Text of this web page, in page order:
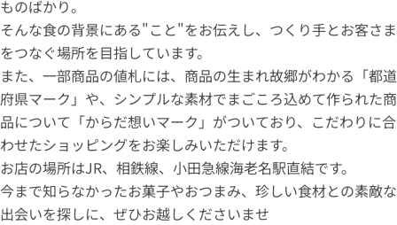
ものばかり。
そんな食の背景にある"こと"をお伝えし、つくり手とお客さま
をつなぐ場所を目指しています。
また、一部商品の値札には、商品の生まれ故郷がわかる「都道
府県マーク」や、シンプルな素材でまごころ込めて作られた商
品について「からだ想いマーク」がついており、こだわりに合
わせたショッピングをお楽しみいただけます。
お店の場所はJR、相鉄線、小田急線海老名駅直結です。
今まで知らなかったお菓子やおつまみ、珍しい食材との素敵な
出会いを探しに、ぜひお越しくださいませ